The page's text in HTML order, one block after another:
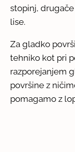
stopinj,
lise.
Za gladko
tehniko kot pri
razporejanjem
površine z
pomagamo z